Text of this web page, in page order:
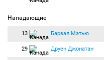
Нападающие
13 Барзэл Мэтью
29 Друен Джонатан